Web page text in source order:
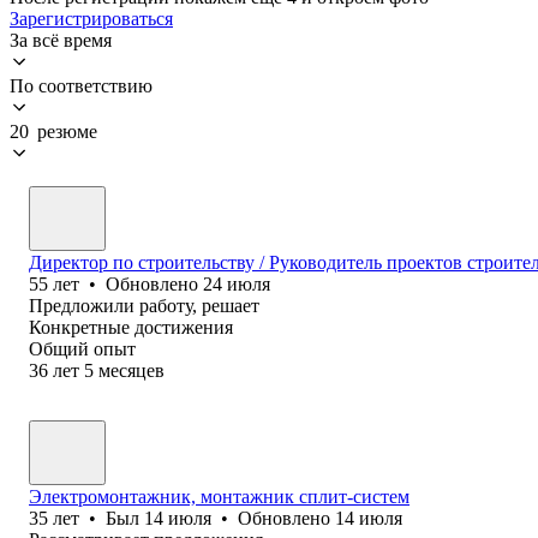
Зарегистрироваться
За всё время
По соответствию
20 резюме
Директор по строительству / Руководитель проектов
55 лет • Обновлено 24 июля
Предложили работу, решает
Конкретные достижения
Общий опыт
36 лет 5 месяцев
Электромонтажник, монтажник сплит-систем
35 лет • Был 14 июля • Обновлено 14 июля